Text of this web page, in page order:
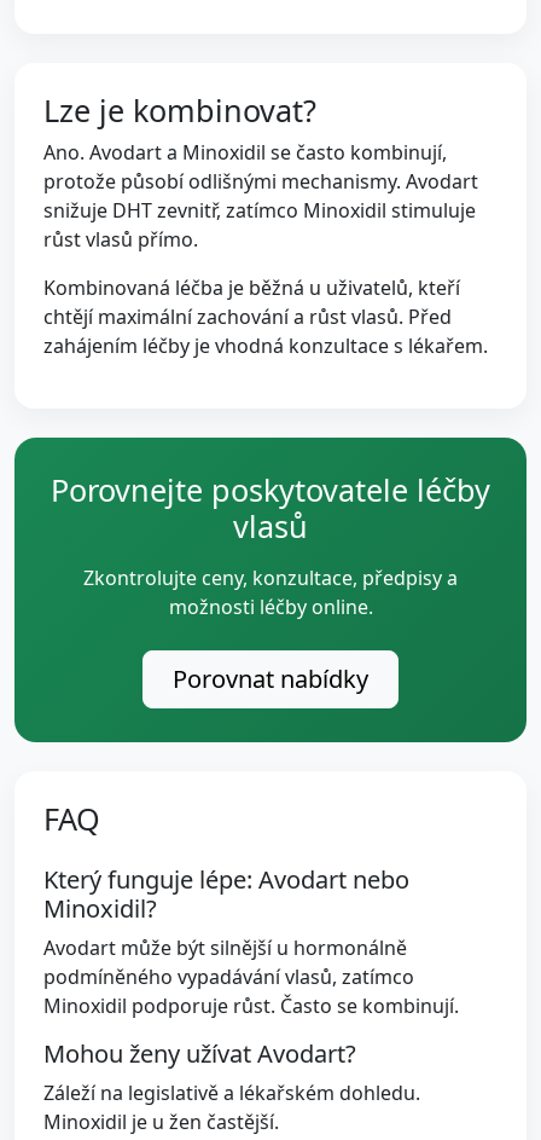
Lze je kombinovat?
Ano. Avodart a Minoxidil se často kombinují,
protože působí odlišnými mechanismy. Avodart
snižuje DHT zevnitř, zatímco Minoxidil stimuluje
růst vlasů přímo.
Kombinovaná léčba je běžná u uživatelů, kteří
chtějí maximální zachování a růst vlasů. Před
zahájením léčby je vhodná konzultace s lékařem.
Porovnejte poskytovatele léčby
vlasů
Zkontrolujte ceny, konzultace, předpisy a
možnosti léčby online.
Porovnat nabídky
FAQ
Který funguje lépe: Avodart nebo
Minoxidil?
Avodart může být silnější u hormonálně
podmíněného vypadávání vlasů, zatímco
Minoxidil podporuje růst. Často se kombinují.
Mohou ženy užívat Avodart?
Záleží na legislativě a lékařském dohledu.
Minoxidil je u žen častější.